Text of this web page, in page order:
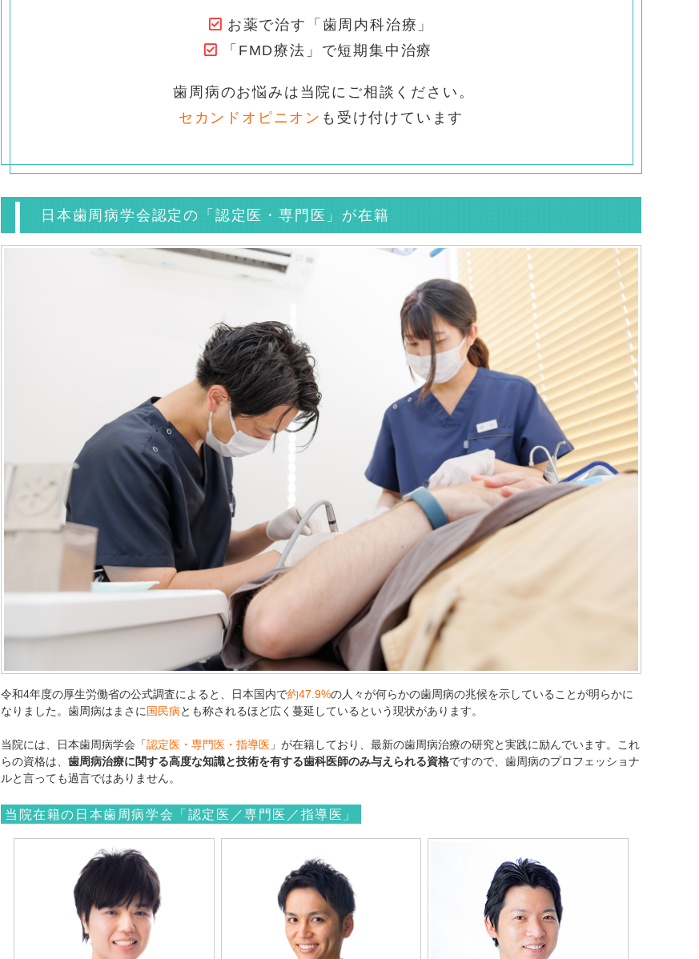
お薬で治す「歯周内科治療」
「FMD療法」で短期集中治療
歯周病のお悩みは当院にご相談ください。
セカンドオピニオン も受け付けています
日本歯周病学会認定の「認定医・専門医」が在籍
令和4年度の厚生労働省の公式調査によると、日本国内で約47.9%の人々が何らかの歯周病の兆候を示していることが明らかに
なりました。歯周病はまさに国民病とも称されるほど広く蔓延しているという現状があります。
当院には、日本歯周病学会「認定医・専門医・指導医 」が在籍しており、最新の歯周病治療の研究と実践に励んでいます。これ
らの資格は、 歯周病治療に関する高度な知識と技術を有する歯科医師のみ与えられる資格ですので、歯周病のプロフェッショナ
ルと言っても過言ではありません。
当院在籍の日本歯周病学会「認定医／専門医／指導医」